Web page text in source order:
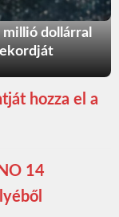
dollárral
hozza el a
14